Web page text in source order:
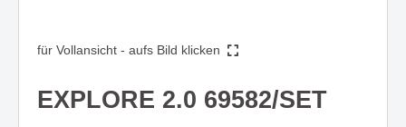
für Vollansicht - aufs Bild klicken
EXPLORE 2.0 69582/SET